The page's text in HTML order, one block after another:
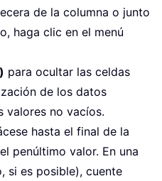
de la columna o junto
haga clic en el menú
para ocultar las celdas
de los datos
valores no vacíos.
hasta el final de la
penúltimo valor. En una
si es posible), cuente